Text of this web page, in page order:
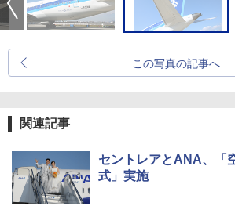
この写真の記事へ
関連記事
セントレアとANA、「
式」実施